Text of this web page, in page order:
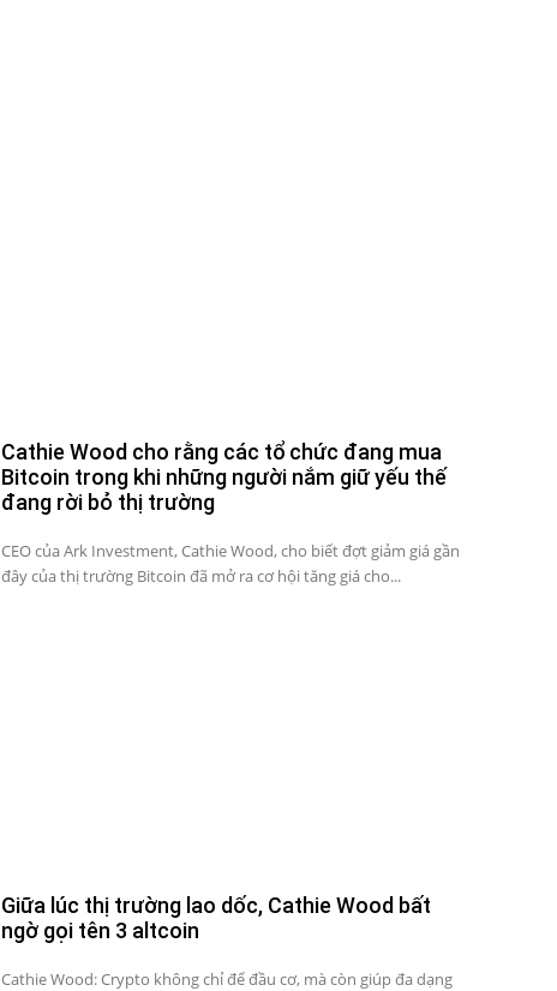
Cathie Wood cho rằng các tổ chức đang mua
Bitcoin trong khi những người nắm giữ yếu thế
đang rời bỏ thị trường
CEO của Ark Investment, Cathie Wood, cho biết đợt giảm giá gần
đây của thị trường Bitcoin đã mở ra cơ hội tăng giá cho...
Giữa lúc thị trường lao dốc, Cathie Wood bất
ngờ gọi tên 3 altcoin
Cathie Wood: Crypto không chỉ để đầu cơ, mà còn giúp đa dạng